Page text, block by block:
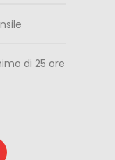
di 25 ore